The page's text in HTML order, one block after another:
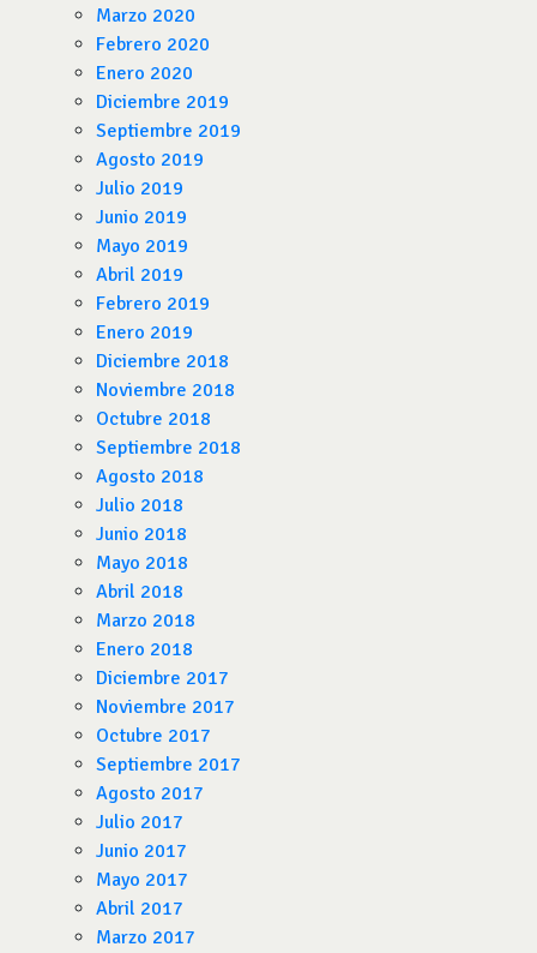
Marzo 2020
Febrero 2020
Enero 2020
Diciembre 2019
Septiembre 2019
Agosto 2019
Julio 2019
Junio 2019
Mayo 2019
Abril 2019
Febrero 2019
Enero 2019
Diciembre 2018
Noviembre 2018
Octubre 2018
Septiembre 2018
Agosto 2018
Julio 2018
Junio 2018
Mayo 2018
Abril 2018
Marzo 2018
Enero 2018
Diciembre 2017
Noviembre 2017
Octubre 2017
Septiembre 2017
Agosto 2017
Julio 2017
Junio 2017
Mayo 2017
Abril 2017
Marzo 2017